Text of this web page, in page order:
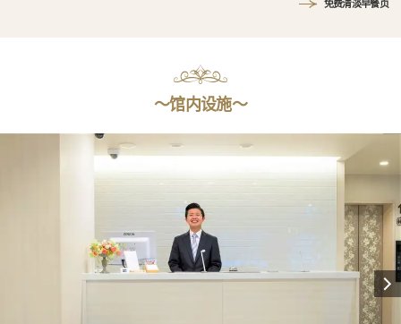
免费清淡早餐页
〜馆内设施〜